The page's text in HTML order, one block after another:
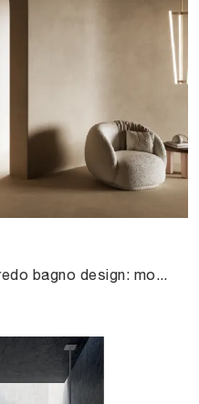
Ottieni informazioni sull'arredo bagno design: mobili bagno sospesi in laccato opaco come il modello Vertigo Evolution 05 di Puntotre ti aspettano.